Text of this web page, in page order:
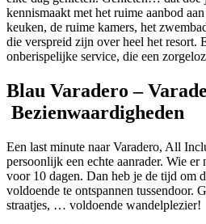
kennismaakt met het ruime aanbod
keuken, de ruime kamers, het
die verspreid zijn over heel het resort.
onberispelijke service, die een
Blau Varadero –
Bezienwaardigheden
Een last minute naar Varadero, All
persoonlijk een echte aanrader. Wie er
voor 10 dagen. Dan heb je de tijd om
voldoende te ontspannen tussendoor.
straatjes, … voldoende wandelplezier!